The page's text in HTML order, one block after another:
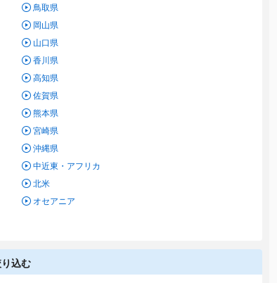
鳥取県
岡山県
山口県
香川県
高知県
佐賀県
熊本県
宮崎県
沖縄県
中近東・アフリカ
北米
オセアニア
込む